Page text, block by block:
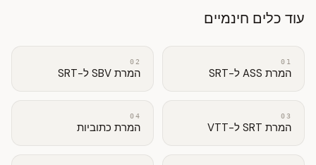
עוד כלים חינמיים
01
המרת ASS ל-SRT
02
המרת SBV ל-SRT
03
המרת SRT ל-VTT
04
המרת כתוביות